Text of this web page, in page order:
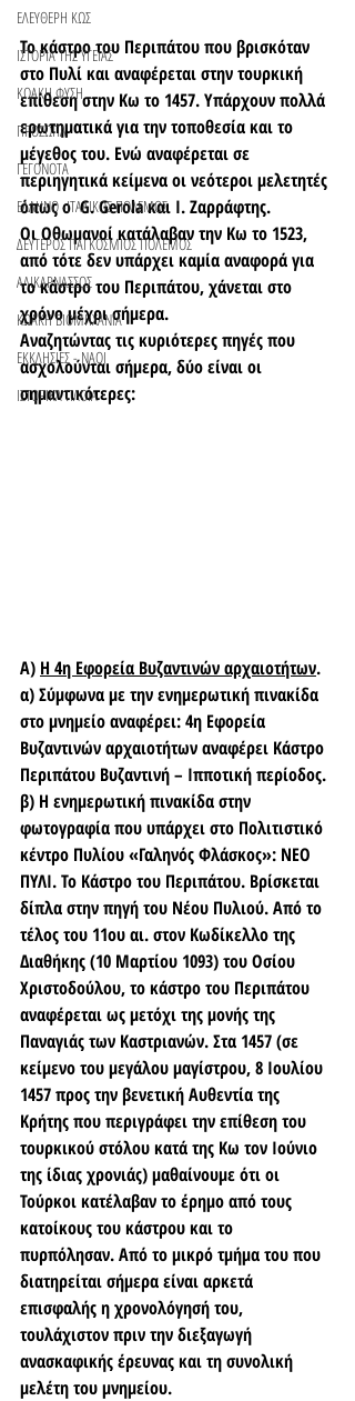
ΕΛΕΥΘΕΡΗ ΚΩΣ
ΙΣΤΟΡΙΑ ΤΗΣ ΥΓΕΙΑΣ
ΚΩΑΚΗ ΦΥΣΗ
ΠΡΟΣΩΠΑ
ΓΕΓΟΝΟΤΑ
ΕΛΛΗΝΟ -ΙΤΑΛΙΚΟΣ ΠΟΛΕΜΟΣ
ΔΕΥΤΕΡΟΣ ΠΑΓΚΟΣΜΙΟΣ ΠΟΛΕΜΟΣ
ΑΛΙΚΑΡΝΑΣΣΟΣ
ΚΩΑΚΗ ΒΙΟΜΗΧΑΝΙΑ
ΕΚΚΛΗΣΙΕΣ - ΝΑΟΙ
ΙΣΤΟΡΙΚΑ ΠΛΟΙΑ
Το κάστρο του Περιπάτου που βρισκόταν
στο Πυλί και αναφέρεται στην τουρκική
επίθεση στην Κω το 1457. Υπάρχουν πολλά
ερωτηματικά για την τοποθεσία και το
μέγεθος του. Ενώ αναφέρεται σε
περιηγητικά κείμενα οι νεότεροι μελετητές
όπως ο  G. Gerola και Ι. Ζαρράφτης.
Οι Οθωμανοί κατάλαβαν την Κω το 1523,
από τότε δεν υπάρχει καμία αναφορά για
το κάστρο του Περιπάτου, χάνεται στο
χρόνο μέχρι σήμερα.
Αναζητώντας τις κυριότερες πηγές που
ασχολούνται σήμερα, δύο είναι οι
σημαντικότερες:
Α) Η 4η Εφορεία Βυζαντινών αρχαιοτήτων.
α) Σύμφωνα με την ενημερωτική πινακίδα
στο μνημείο αναφέρει: 4η Εφορεία
Βυζαντινών αρχαιοτήτων αναφέρει Κάστρο
Περιπάτου Βυζαντινή – Ιπποτική περίοδος.
β) Η ενημερωτική πινακίδα στην
φωτογραφία που υπάρχει στο Πολιτιστικό
κέντρο Πυλίου «Γαληνός Φλάσκος»: ΝΕΟ
ΠΥΛΙ. Το Κάστρο του Περιπάτου. Βρίσκεται
δίπλα στην πηγή του Νέου Πυλιού. Από το
τέλος του 11ου αι. στον Κωδίκελλο της
Διαθήκης (10 Μαρτίου 1093) του Οσίου
Χριστοδούλου, το κάστρο του Περιπάτου
αναφέρεται ως μετόχι της μονής της
Παναγιάς των Καστριανών. Στα 1457 (σε
κείμενο του μεγάλου μαγίστρου, 8 Ιουλίου
1457 προς την βενετική Αυθεντία της
Κρήτης που περιγράφει την επίθεση του
τουρκικού στόλου κατά της Κω τον Ιούνιο
της ίδιας χρονιάς) μαθαίνουμε ότι οι
Τούρκοι κατέλαβαν το έρημο από τους
κατοίκους του κάστρου και το
πυρπόλησαν. Από το μικρό τμήμα του που
διατηρείται σήμερα είναι αρκετά
επισφαλής η χρονολόγησή του,
τουλάχιστον πριν την διεξαγωγή
ανασκαφικής έρευνας και τη συνολική
μελέτη του μνημείου.